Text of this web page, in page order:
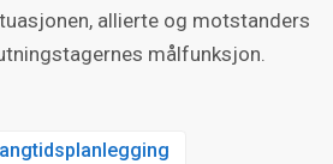
allierte og motstanders
målfunksjon.